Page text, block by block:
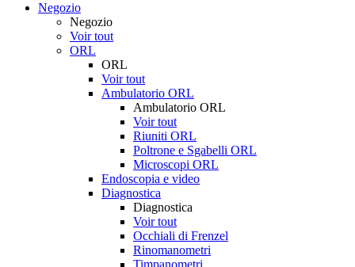
Negozio
Negozio
Voir tout
ORL
ORL
Voir tout
Ambulatorio ORL
Ambulatorio ORL
Voir tout
Riuniti ORL
Poltrone e Sgabelli ORL
Microscopi ORL
Endoscopia e video
Diagnostica
Diagnostica
Voir tout
Occhiali di Frenzel
Rinomanometri
Timpanometri